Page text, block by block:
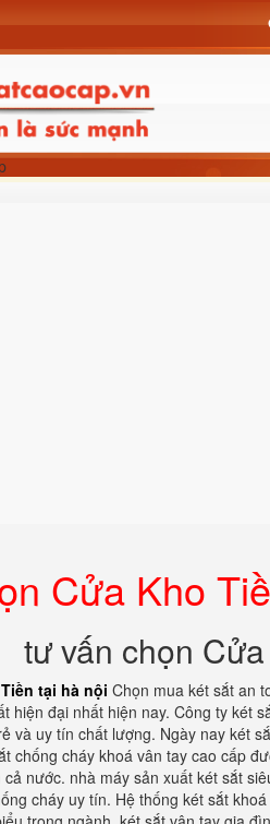
Cửa Kho
tư vấn chọn
tại hà nội Chọn mua két sắt an
hiện đại nhất hiện nay. Công ty két
và uy tín chất lượng. Ngày nay két
chống cháy khoá vân tay cao cấp
nước. nhà máy sản xuất két sắt
cháy uy tín. Hệ thống két sắt